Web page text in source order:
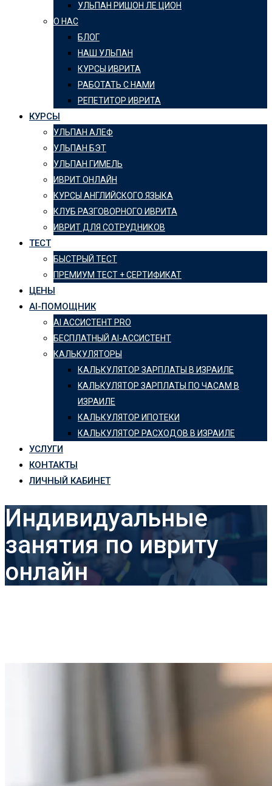
УЛЬПАН РИШОН ЛЕ ЦИОН
О НАС
БЛОГ
НАШ УЛЬПАН
КУРСЫ ИВРИТА
РАБОТАТЬ С НАМИ
РЕПЕТИТОР ИВРИТА
КУРСЫ
УЛЬПАН АЛЕФ
УЛЬПАН БЭТ
УЛЬПАН ГИМЕЛЬ
ИВРИТ ОНЛАЙН
КУРСЫ АНГЛИЙСКОГО ЯЗЫКА
КЛУБ РАЗГОВОРНОГО ИВРИТА
ИВРИТ ДЛЯ СОТРУДНИКОВ
ТЕСТ
БЫСТРЫЙ ТЕСТ
ПРЕМИУМ ТЕСТ + СЕРТИФИКАТ
ЦЕНЫ
AI-ПОМОЩНИК
AI АССИСТЕНТ PRO
БЕСПЛАТНЫЙ AI-АССИСТЕНТ
КАЛЬКУЛЯТОРЫ
КАЛЬКУЛЯТОР ЗАРПЛАТЫ В ИЗРАИЛЕ
KАЛЬКУЛЯТОР ЗАРПЛАТЫ ПО ЧАСАМ В
ИЗРАИЛЕ
КАЛЬКУЛЯТОР ИПОТЕКИ
КАЛЬКУЛЯТОР РАСХОДОВ В ИЗРАИЛЕ
УСЛУГИ
КОНТАКТЫ
ЛИЧНЫЙ КАБИНЕТ
Индивидуальные
занятия по ивриту
онлайн